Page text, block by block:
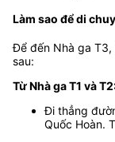
Làm sao để di
Để đến Nhà ga
sau:
Từ Nhà ga T1 và
Đi thẳng
Quốc Hoàn.